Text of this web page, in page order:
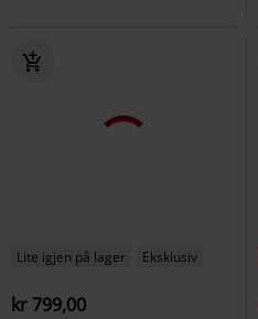
Lite igjen på lager Eksklusiv
kr 799,00